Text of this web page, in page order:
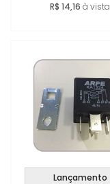
R$ 14,16 à vista
Lançamento